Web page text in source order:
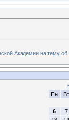
Академии на тему об
«
Пн
Вт
6
7